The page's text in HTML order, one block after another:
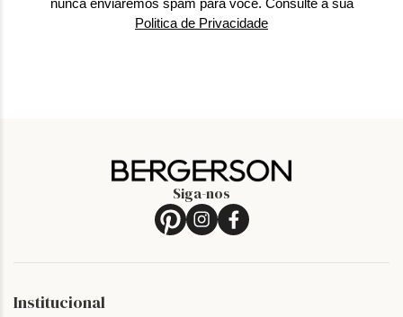
Politica de Privacidade
Siga-nos
Institucional